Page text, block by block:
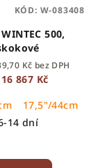
43cm
18"/46cm
500,
Kč bez DPH
16 867 Kč
17,5"/44cm
14 dní
KÓD: W-083408